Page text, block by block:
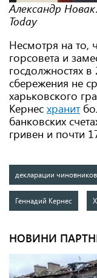
Александр
Today
Несмотря на то,
горсовета и
госдолжностях
сбережения не
харьковского
Кернес хранит
банковских
гривен и почти
декларации чиновников
Геннадий Кернес